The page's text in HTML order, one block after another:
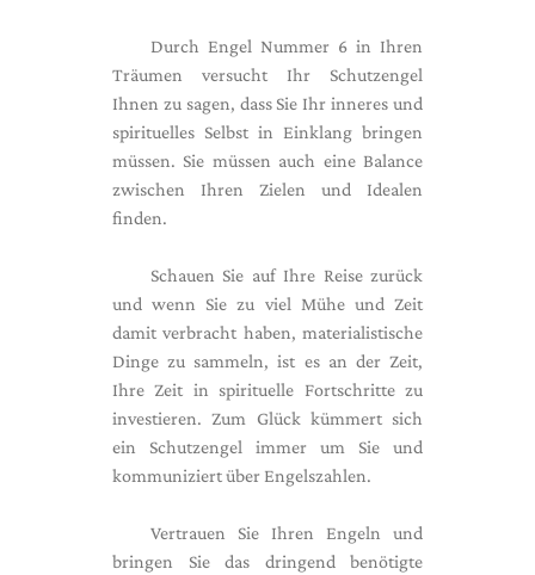
Durch Engel Nummer 6 in Ihren
Träumen versucht Ihr Schutzengel
Ihnen zu sagen, dass Sie Ihr inneres und
spirituelles Selbst in Einklang bringen
müssen. Sie müssen auch eine Balance
zwischen Ihren Zielen und Idealen
finden.
Schauen Sie auf Ihre Reise zurück
und wenn Sie zu viel Mühe und Zeit
damit verbracht haben, materialistische
Dinge zu sammeln, ist es an der Zeit,
Ihre Zeit in spirituelle Fortschritte zu
investieren. Zum Glück kümmert sich
ein Schutzengel immer um Sie und
kommuniziert über Engelszahlen.
Vertrauen Sie Ihren Engeln und
bringen Sie das dringend benötigte